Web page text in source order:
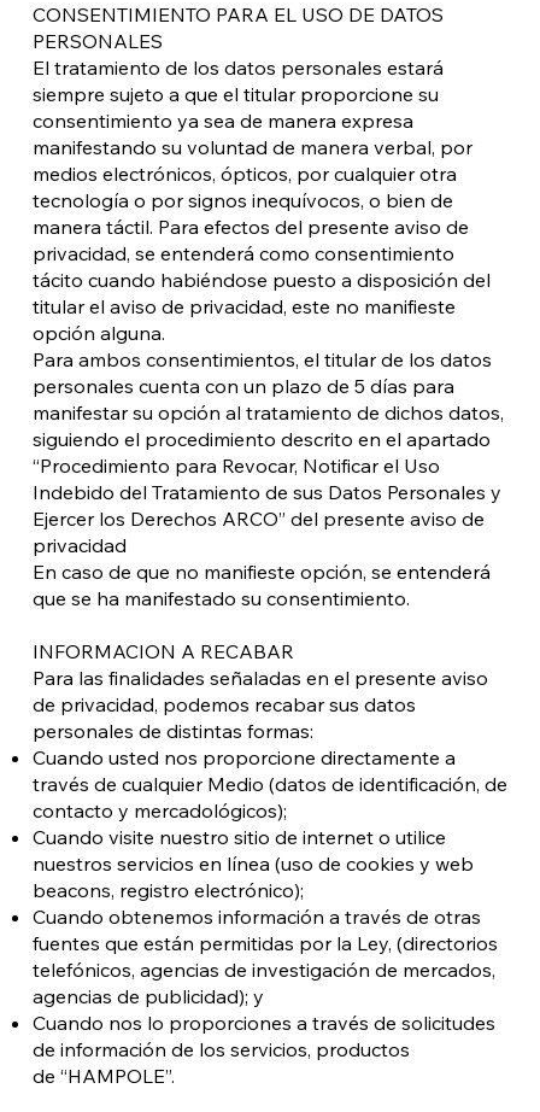
CONSENTIMIENTO PARA EL USO DE DATOS
PERSONALES
El tratamiento de los datos personales estará
siempre sujeto a que el titular proporcione su
consentimiento ya sea de manera expresa
manifestando su voluntad de manera verbal, por
medios electrónicos, ópticos, por cualquier otra
tecnología o por signos inequívocos, o bien de
manera táctil. Para efectos del presente aviso de
privacidad, se entenderá como consentimiento
tácito cuando habiéndose puesto a disposición del
titular el aviso de privacidad, este no manifieste
opción alguna.
Para ambos consentimientos, el titular de los datos
personales cuenta con un plazo de 5 días para
manifestar su opción al tratamiento de dichos datos,
siguiendo el procedimiento descrito en el apartado
“Procedimiento para Revocar, Notificar el Uso
Indebido del Tratamiento de sus Datos Personales y
Ejercer los Derechos ARCO” del presente aviso de
privacidad
En caso de que no manifieste opción, se entenderá
que se ha manifestado su consentimiento.
INFORMACION A RECABAR
Para las finalidades señaladas en el presente aviso
de privacidad, podemos recabar sus datos
personales de distintas formas:
Cuando usted nos proporcione directamente a
través de cualquier Medio (datos de identificación, de
contacto y mercadológicos);
Cuando visite nuestro sitio de internet o utilice
nuestros servicios en línea (uso de cookies y web
beacons, registro electrónico);
Cuando obtenemos información a través de otras
fuentes que están permitidas por la Ley, (directorios
telefónicos, agencias de investigación de mercados,
agencias de publicidad); y
Cuando nos lo proporciones a través de solicitudes
de información de los servicios, productos
de “HAMPOLE”.